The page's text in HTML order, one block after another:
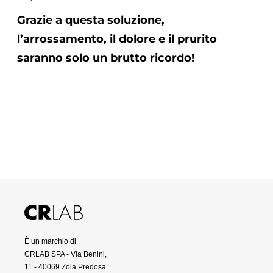
Grazie a questa soluzione,
l’arrossamento, il dolore e il prurito
saranno solo un brutto ricordo!
È un marchio di
CRLAB SPA - Via Benini,
11 - 40069 Zola Predosa